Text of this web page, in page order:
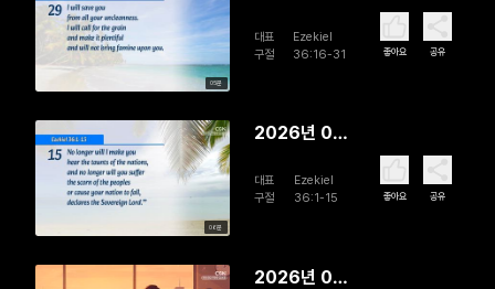
05분
Past and
대표
구절
Ezekiel
36:16-31
좋아요 공유
06분
2026년 08
Zealous
대표
구절
Ezekiel
36:1-15
좋아요 공유
2026년 08